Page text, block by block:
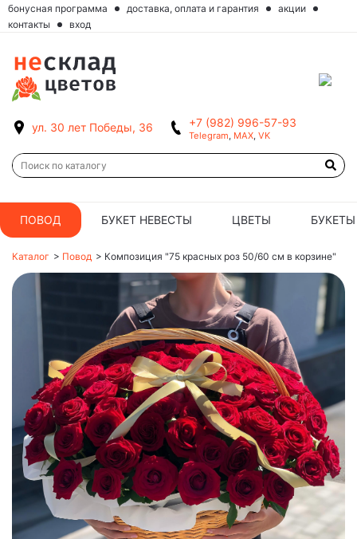
бонусная программа доставка, оплата и гарантия
акции
контакты
вход
ул. 30 лет Победы, 36 +7 (982) 996-57-93
Telegram, MAX, VK
ПОВОД БУКЕТ НЕВЕСТЫ ЦВЕТЫ БУКЕТЫ
Каталог > Повод > Композиция "75 красных роз 50/60 см в корзине"